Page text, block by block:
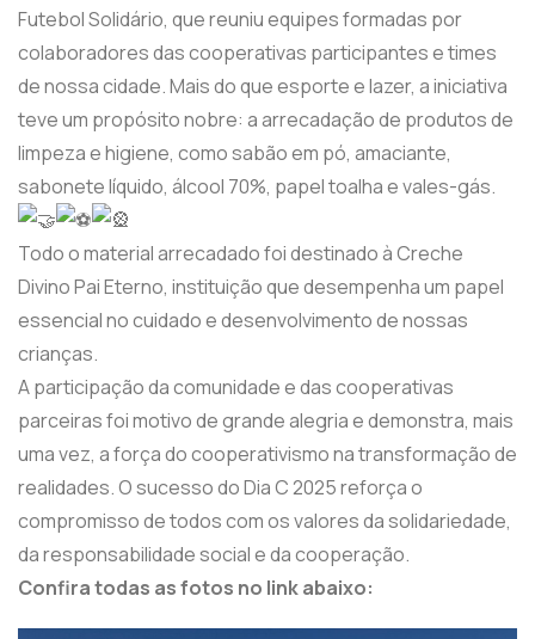
Futebol Solidário, que reuniu equipes formadas por
colaboradores das cooperativas participantes e times
de nossa cidade. Mais do que esporte e lazer, a iniciativa
teve um propósito nobre: a arrecadação de produtos de
limpeza e higiene, como sabão em pó, amaciante,
sabonete líquido, álcool 70%, papel toalha e vales-gás.
Todo o material arrecadado foi destinado à Creche
Divino Pai Eterno, instituição que desempenha um papel
essencial no cuidado e desenvolvimento de nossas
crianças.
A participação da comunidade e das cooperativas
parceiras foi motivo de grande alegria e demonstra, mais
uma vez, a força do cooperativismo na transformação de
realidades. O sucesso do Dia C 2025 reforça o
compromisso de todos com os valores da solidariedade,
da responsabilidade social e da cooperação.
Confira todas as fotos no link abaixo: